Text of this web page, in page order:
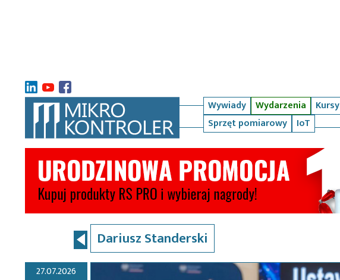
Wywiady Wydarzenia Kursy
Sprzęt pomiarowy
IoT
Dariusz Standerski
27.07.2026